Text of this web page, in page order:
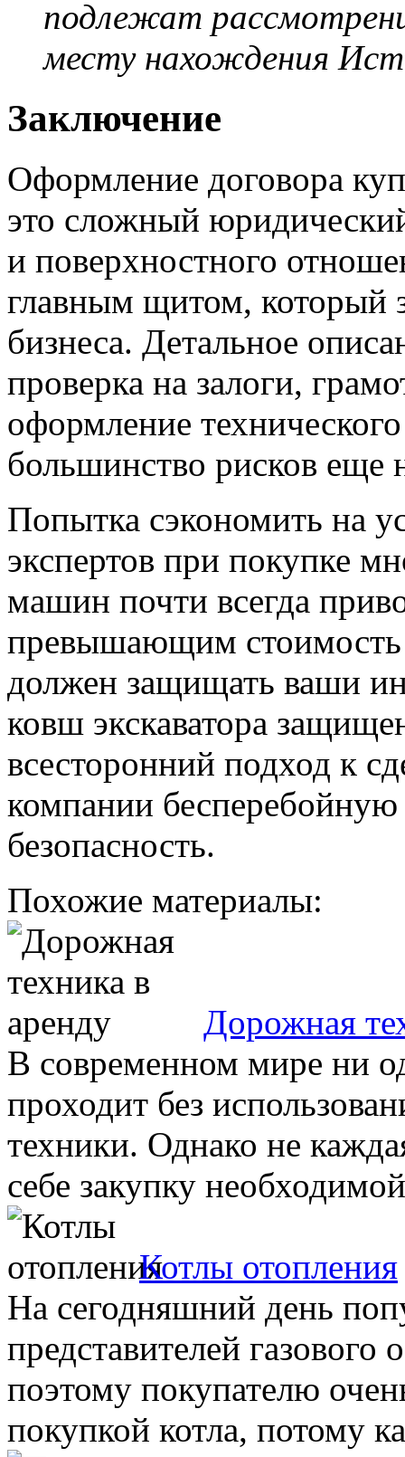
подлежат
месту нахождения
Заключение
Оформление договора
это сложный
и поверхностного
главным щитом, который
бизнеса. Детальное
проверка на залоги,
оформление
большинство рисков еще
Попытка сэкономить на
экспертов при покупке
машин почти всегда
превышающим стоимость
должен защищать ваши
ковш экскаватора
всесторонний подход к
компании
безопасность.
Похожие материалы:
Дорожная
В современном мире ни
проходит без
техники. Однако не
себе закупку
Котлы отопления
На сегодняшний день
представителей
поэтому покупателю
покупкой котла, потому